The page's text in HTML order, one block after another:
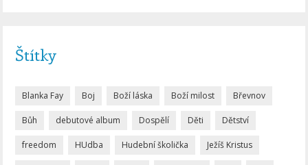
Štítky
Blanka Fay Boj Boží láska Boží milost Břevnov
Bůh debutové album Dospělí Děti Dětství
freedom HUdba Hudební školička Ježíš Kristus